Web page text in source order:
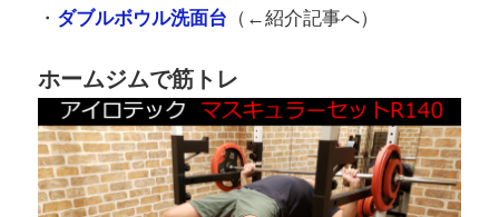
・ ダブルボウル洗面台 （←紹介記事へ）
ホームジムで筋トレ